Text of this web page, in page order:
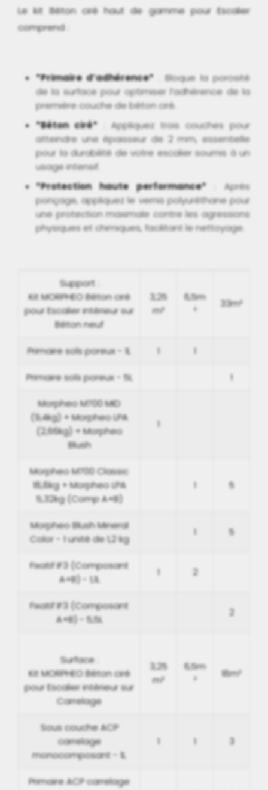
Le kit Béton ciré haut de gamme pour Escalier
comprend :
*Primaire d’adhérence* : Bloque la porosité
de la surface pour optimiser l’adhérence de la
première couche de béton ciré.
*Béton ciré* : Appliquez trois couches pour
atteindre une épaisseur de 2 mm, essentielle
pour la durabilité de votre escalier soumis à un
usage intensif.
*Protection haute performance*: Après
ponçage, appliquez le vernis polyuréthane pour
une protection maximale contre les agressions
physiques et chimiques, facilitant le nettoyage.
Support :
Kit MORPHEO Béton ciré
pour Escalier intérieur sur
Béton neuf
3,25
m²
6,5m
²
33m²
Primaire sols poreux - 1L 1 1
Primaire sols poreux - 5L 1
Morpheo M700 MID
(9,4kg) + Morpheo LPA
(2,66kg) + Morpheo
Blush
1
Morpheo M700 Classic
18,8kg + Morpheo LPA
5,32kg (Comp A+B)
1 5
Morpheo Blush Mineral
Color - 1 unité de 1,2 kg
1 5
Fixatif IF3 (Composant
A+B) - 1,1L
1 2
Fixatif IF3 (Composant
A+B) - 5,5L
2
Surface :
Kit MORPHEO Béton ciré
pour Escalier intérieur sur
Carrelage
3,25
m²
6,5m
²
18m²
Sous couche ACP
carrelage
monocomposant - 1L
1 1 3
Primaire ACP carrelage